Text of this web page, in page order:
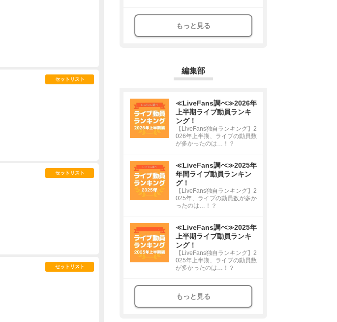
セットリスト
セットリスト
セットリスト
もっと見る
編集部
≪LiveFans調べ≫2026年
上半期ライブ動員ランキ
ング！
【LiveFans独自ランキング】2
026年上半期、ライブの動員数
が多かったのは…！？
≪LiveFans調べ≫2025年
年間ライブ動員ランキン
グ！
【LiveFans独自ランキング】2
025年、ライブの動員数が多か
ったのは…！？
≪LiveFans調べ≫2025年
上半期ライブ動員ランキ
ング！
【LiveFans独自ランキング】2
025年上半期、ライブの動員数
が多かったのは…！？
もっと見る